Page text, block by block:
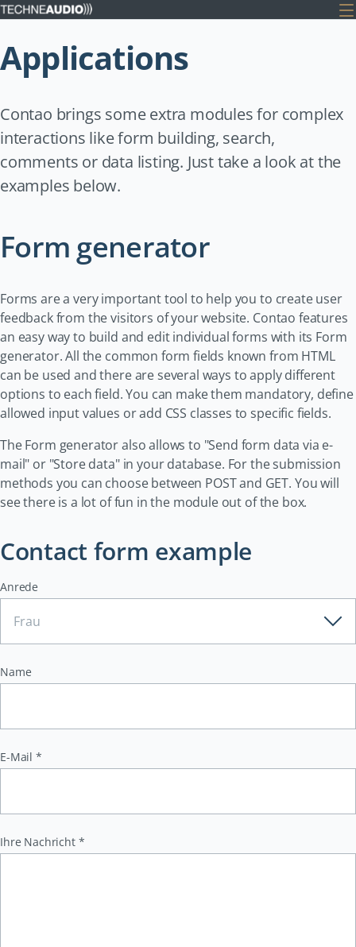
Applications
Contao brings some extra modules for complex
interactions like form building, search,
comments or data listing. Just take a look at the
examples below.
Form generator
Forms are a very important tool to help you to create user
feedback from the visitors of your website. Contao features
an easy way to build and edit individual forms with its Form
generator. All the common form fields known from HTML
can be used and there are several ways to apply different
options to each field. You can make them mandatory, define
allowed input values or add CSS classes to specific fields.
The Form generator also allows to "Send form data via e-
mail" or "Store data" in your database. For the submission
methods you can choose between POST and GET. You will
see there is a lot of fun in the module out of the box.
Contact form example
Anrede
Name
Pflichtfeld
E-Mail *
Pflichtfeld
Ihre Nachricht *